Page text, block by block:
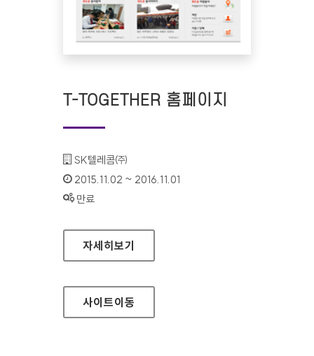
T-TOGETHER 홈페이지
기관명 :
SK텔레콤㈜
인증기간 :
2015.11.02 ~ 2016.11.01
상태 :
만료
T-TOGETHER 홈페이지
자세히보기
사이트이동